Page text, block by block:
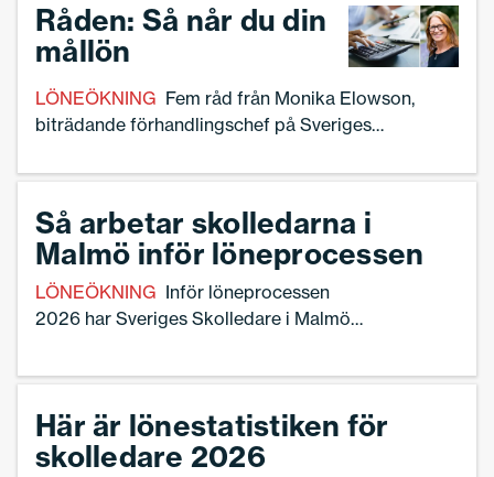
Råden: Så når du din
mållön
LÖNEÖKNING Fem råd från Monika Elowson,
biträdande förhandlingschef på Sveriges
Så arbetar skolledarna i
Malmö inför löneprocessen
LÖNEÖKNING Inför löneprocessen
2026 har Sveriges Skolledare i Malmö
så gör de istället.
Här är lönestatistiken för
skolledare 2026